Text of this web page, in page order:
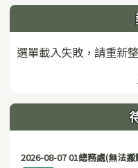
選單載入失敗，請重新
2026-08-07 01總務處(無法